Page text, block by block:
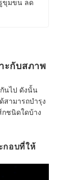
ขุมขน ลด
ะกับสภาพ
นไป ดังนั้น
สามารถบำรุง
กชนิดใดบ้าง
กอบที่ให้